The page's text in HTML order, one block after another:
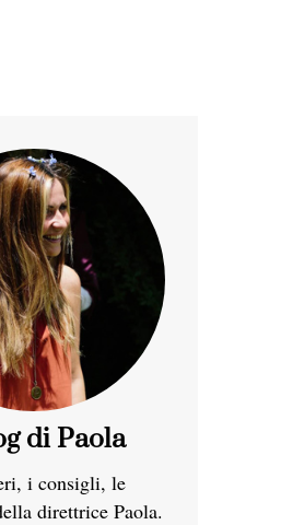
di Paola
i consigli, le
direttrice Paola.